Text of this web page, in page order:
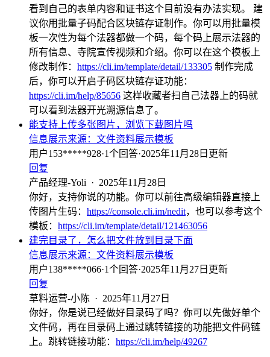
看到自己的表单内容和证书这个目前没有办法实现。 建
议你用批量子码配合区块链存证制作。你可以用批量模
板一次性为每个法器都做一个码，每个码上展示法器的
所有信息、寺院宣传视频和介绍。你可以在这个模板上
修改制作： https://cli.im/template/detail/133305 制作完成
后，你可以开启子码区块链存证功能：
https://cli.im/help/85656 这样收藏者扫自己法器上的码就
可以看到法器开光溯源信息了。
能支持上传多张图片，浏览下载图片吗
信息展示来源： 文件资料展示模板
用户153*****928·1个回答·2025年11月28日更新
回复
产品经理-Yoli · 2025年11月28日
你好，支持你说的功能。你可以前往高级编辑器直接上
传图片生码： https://console.cli.im/nedit，也可以参考这个
模板： https://cli.im/template/detail/121463056
建完目录了，怎么把文件放到目录下面
信息展示来源： 文件资料展示模板
用户138*****066·1个回答·2025年11月27日更新
回复
草料运营-小陈 · 2025年11月27日
你好，你是说已经做好目录码了吗？你可以先做好单个
文件码，再在目录码上通过跳转链接的功能把文件码链
上。跳转链接功能： https://cli.im/help/49267